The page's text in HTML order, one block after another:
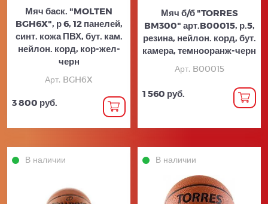
Мяч баск. "MOLTEN
BGH6X", р 6, 12 панелей,
синт. кожа ПВХ, бут. кам.
нейлон. корд, кор-жел-
черн
Арт. BGH6X
3 800 руб.
Мяч б/б "TORRES
BM300" арт.B00015, р.5,
резина, нейлон. корд, бут.
камера, темнооранж-черн
Арт. B00015
1 560 руб.
В наличии В наличии